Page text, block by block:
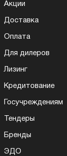
Акции
Доставка
Оплата
Для дилеров
Лизинг
Кредитование
Госучреждениям
Тендеры
Бренды
ЭДО